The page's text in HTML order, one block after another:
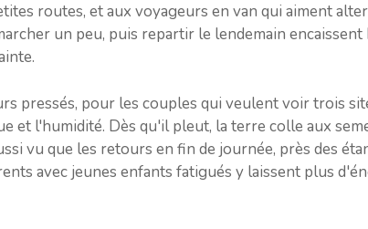
routes, et aux voyageurs en van qui aiment
un peu, puis repartir le lendemain encaissent
pressés, pour les couples qui veulent voir trois
et l'humidité. Dès qu'il pleut, la terre colle aux
vu que les retours en fin de journée, près des
avec jeunes enfants fatigués y laissent plus